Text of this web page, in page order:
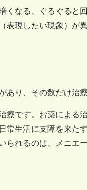
くなる、ぐるぐると
表現したい現象）が
あり、その数だけ治
療です。お薬による
常生活に支障を来た
られるのは、メニエ